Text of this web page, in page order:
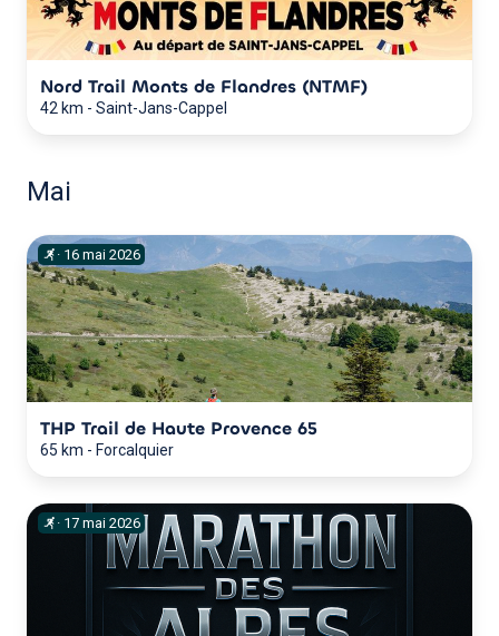
Nord Trail Monts de Flandres (NTMF)
42 km - Saint-Jans-Cappel
Mai
· 16 mai 2026
THP Trail de Haute Provence 65
65 km - Forcalquier
· 17 mai 2026